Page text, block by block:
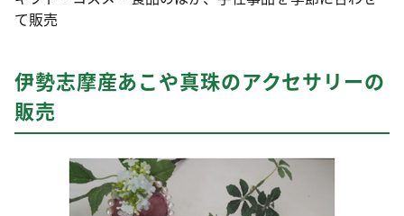
て販売
伊勢志摩産あこや真珠のアクセサリーの
販売